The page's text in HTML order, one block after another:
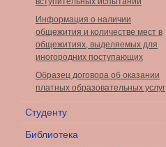
Информация о наличии
общежития и количестве мест в
общежитиях, выделяемых для
иногородних поступающих
Образец договора об оказании
платных образовательных услуг
Студенту
Библиотека